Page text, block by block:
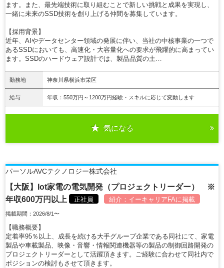
ます。また、最先端技術に取り組むことで新しい挑戦と成果を実現し、
一緒に未来のSSD技術を創り上げる仲間を募集しています。
【採用背景】
近年、AIやデータセンター領域の発展に伴い、当社の中核事業の一つで
あるSSDにおいても、高速化・大容量化への要求が飛躍的に高まってい
ます。SSDのハードウェア設計では、製品品質の土…
勤務地 神奈川県横浜市栄区
給与 年収：550万円～1200万円経験・スキルに応じて変動します
気になる
パーソルAVCテクノロジー株式会社
【大阪】Iot家電の電気開発（プロジェクトリーダー） ※
年収600万円以上
正社員 紹介： イーキャリアFAに掲載
掲載期間：2026/8/1〜
【職務概要】
定着率95％以上、成長を続ける大手グループ企業である同社にて、家電
製品や車載製品、映像・音響・情報関連機器等の製品の制御回路開発の
プロジェクトリーダーとして活躍頂きます。ご経験に合わせて同社内で
ポジションの検討もさせて頂きます。